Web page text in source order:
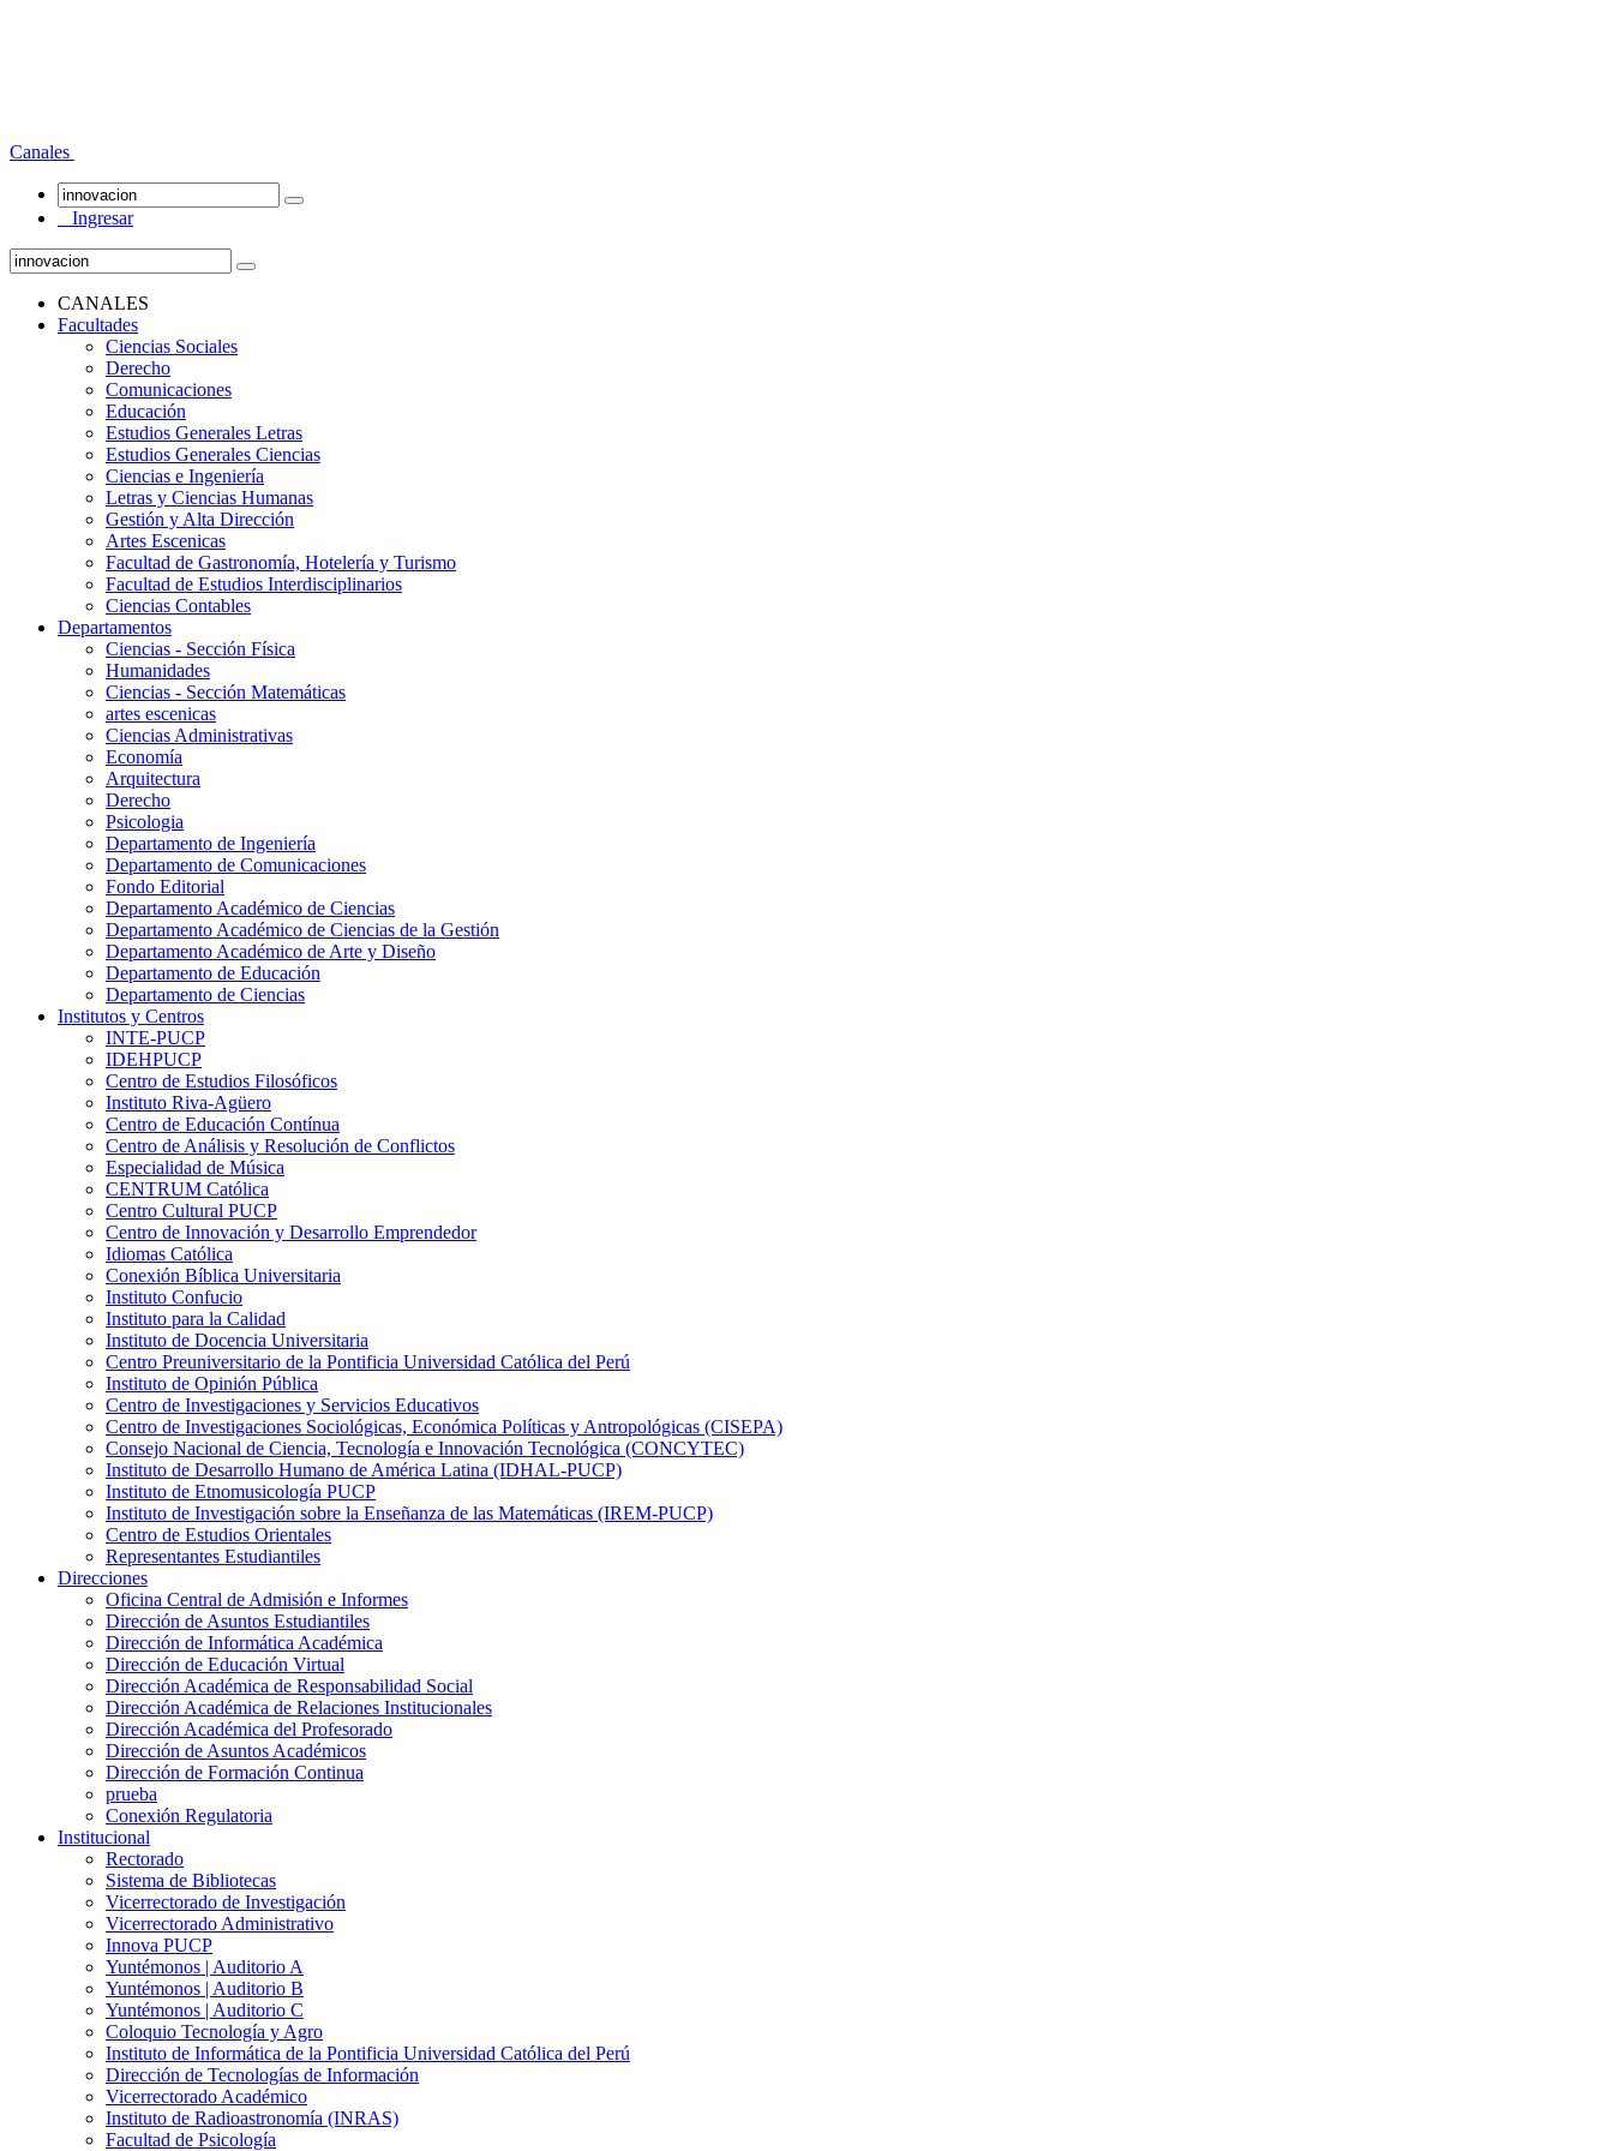
Canales
Ingresar
CANALES
Facultades
Ciencias Sociales
Derecho
Comunicaciones
Educación
Estudios Generales Letras
Estudios Generales Ciencias
Ciencias e Ingeniería
Letras y Ciencias Humanas
Gestión y Alta Dirección
Artes Escenicas
Facultad de Gastronomía, Hotelería y Turismo
Facultad de Estudios Interdisciplinarios
Ciencias Contables
Departamentos
Ciencias - Sección Física
Humanidades
Ciencias - Sección Matemáticas
artes escenicas
Ciencias Administrativas
Economía
Arquitectura
Derecho
Psicologia
Departamento de Ingeniería
Departamento de Comunicaciones
Fondo Editorial
Departamento Académico de Ciencias
Departamento Académico de Ciencias de la Gestión
Departamento Académico de Arte y Diseño
Departamento de Educación
Departamento de Ciencias
Institutos y Centros
INTE-PUCP
IDEHPUCP
Centro de Estudios Filosóficos
Instituto Riva-Agüero
Centro de Educación Contínua
Centro de Análisis y Resolución de Conflictos
Especialidad de Música
CENTRUM Católica
Centro Cultural PUCP
Centro de Innovación y Desarrollo Emprendedor
Idiomas Católica
Conexión Bíblica Universitaria
Instituto Confucio
Instituto para la Calidad
Instituto de Docencia Universitaria
Centro Preuniversitario de la Pontificia Universidad Católica del Perú
Instituto de Opinión Pública
Centro de Investigaciones y Servicios Educativos
Centro de Investigaciones Sociológicas, Económica Políticas y Antropológicas (CISEPA)
Consejo Nacional de Ciencia, Tecnología e Innovación Tecnológica (CONCYTEC)
Instituto de Desarrollo Humano de América Latina (IDHAL-PUCP)
Instituto de Etnomusicología PUCP
Instituto de Investigación sobre la Enseñanza de las Matemáticas (IREM-PUCP)
Centro de Estudios Orientales
Representantes Estudiantiles
Direcciones
Oficina Central de Admisión e Informes
Dirección de Asuntos Estudiantiles
Dirección de Informática Académica
Dirección de Educación Virtual
Dirección Académica de Responsabilidad Social
Dirección Académica de Relaciones Institucionales
Dirección Académica del Profesorado
Dirección de Asuntos Académicos
Dirección de Formación Continua
prueba
Conexión Regulatoria
Institucional
Rectorado
Sistema de Bibliotecas
Vicerrectorado de Investigación
Vicerrectorado Administrativo
Innova PUCP
Yuntémonos | Auditorio A
Yuntémonos | Auditorio B
Yuntémonos | Auditorio C
Coloquio Tecnología y Agro
Instituto de Informática de la Pontificia Universidad Católica del Perú
Dirección de Tecnologías de Información
Vicerrectorado Académico
Instituto de Radioastronomía (INRAS)
Facultad de Psicología